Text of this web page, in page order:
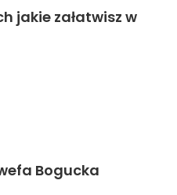
jakie załatwisz w
Bogucka